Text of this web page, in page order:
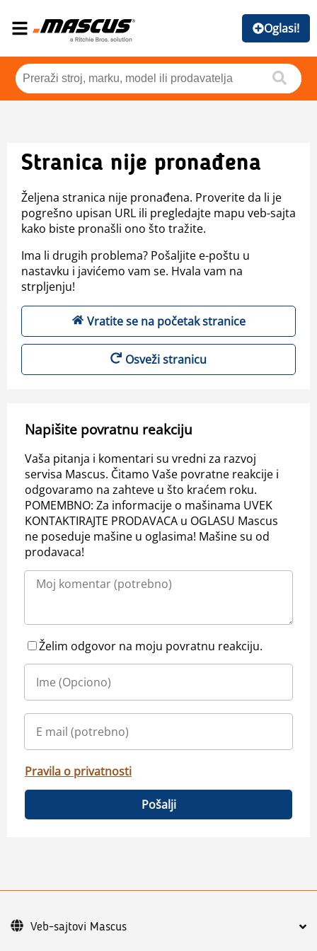
Oglasi!
Stranica nije pronađena
Željena stranica nije pronađena. Proverite da li je
pogrešno upisan URL ili pregledajte mapu veb-sajta
kako biste pronašli ono što tražite.
Ima li drugih problema? Pošaljite e-poštu u
nastavku i javićemo vam se. Hvala vam na
strpljenju!
Vratite se na početak stranice
Osveži stranicu
Napišite povratnu reakciju
Vaša pitanja i komentari su vredni za razvoj
servisa Mascus. Čitamo Vaše povratne reakcije i
odgovaramo na zahteve u što kraćem roku.
POMEMBNO: Za informacije o mašinama UVEK
KONTAKTIRAJTE PRODAVACA u OGLASU Mascus
ne poseduje mašine u oglasima! Mašine su od
prodavaca!
Želim odgovor na moju povratnu reakciju.
Pravila o privatnosti
Pošalji
Veb-sajtovi Mascus